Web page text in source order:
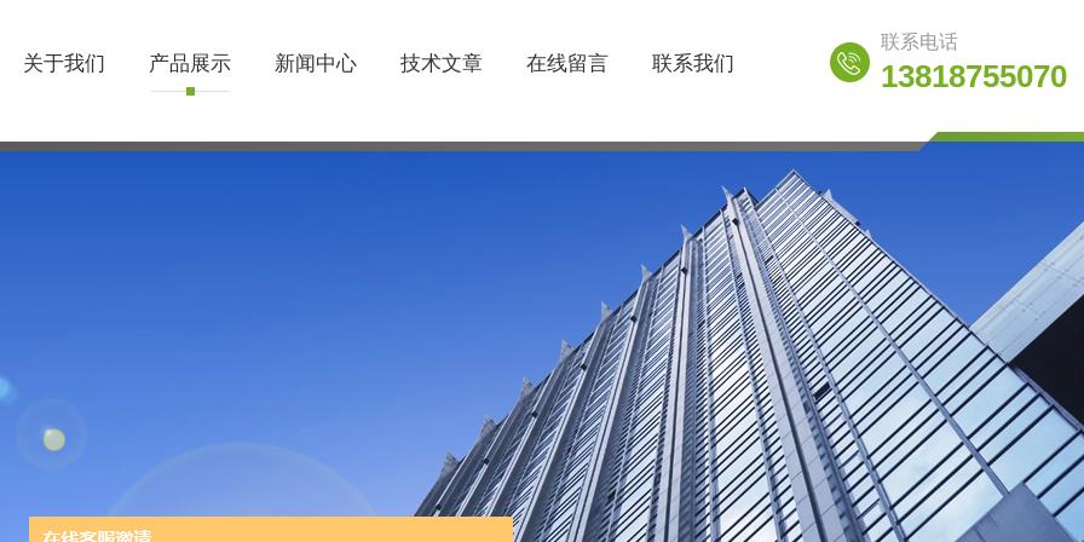
关于我们 产品展示 新闻中心 技术文章 在线留言 联系我们
联系电话
13818755070